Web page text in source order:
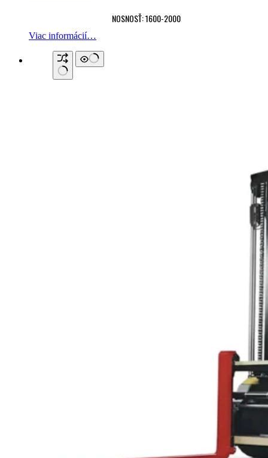
NOSNOSŤ: 1600-2000
Viac informácií…